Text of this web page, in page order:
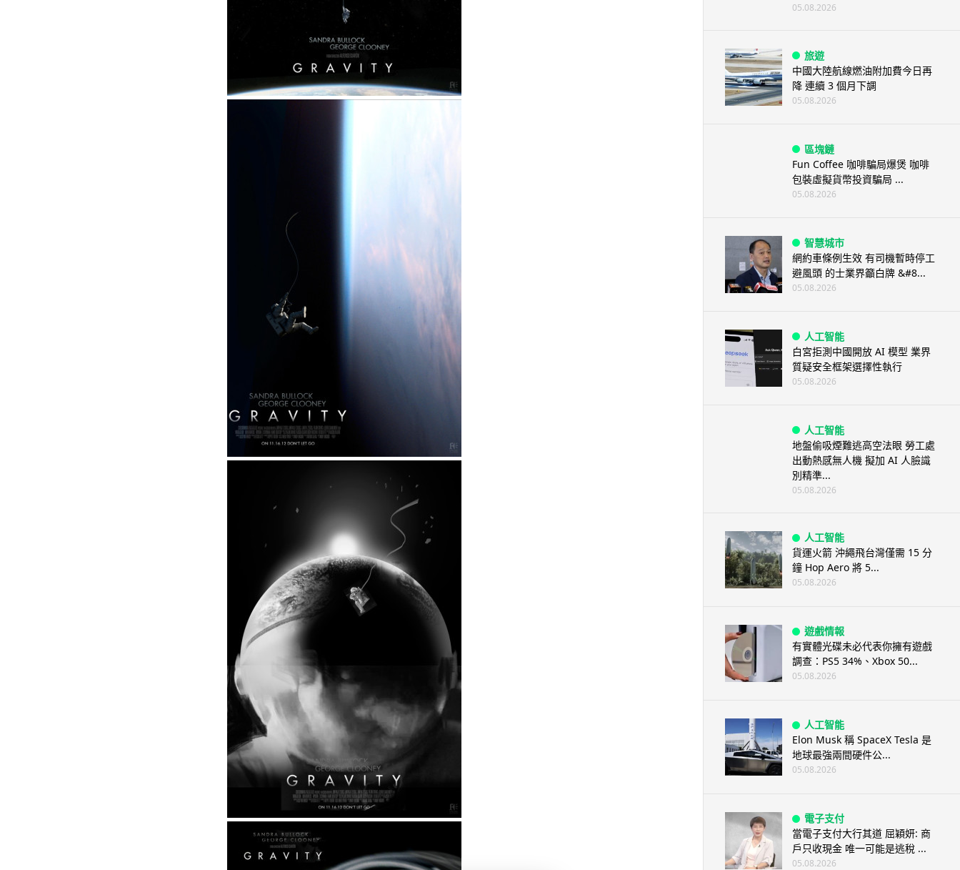
05.08.2026
旅遊
中國大陸航線燃油附加費今日再
降 連續 3 個月下調
05.08.2026
區塊鏈
Fun Coffee 咖啡騙局爆煲 咖啡
包裝虛擬貨幣投資騙局 ...
05.08.2026
智慧城市
網約車條例生效 有司機暫時停工
避風頭 的士業界籲白牌 &#8...
05.08.2026
人工智能
白宮拒測中國開放 AI 模型 業界
質疑安全框架選擇性執行
05.08.2026
人工智能
地盤偷吸煙難逃高空法眼 勞工處
出動熱感無人機 擬加 AI 人臉識
別精準...
05.08.2026
人工智能
貨運火箭 沖繩飛台灣僅需 15 分
鐘 Hop Aero 將 5...
05.08.2026
遊戲情報
有實體光碟未必代表你擁有遊戲
調查：PS5 34%、Xbox 50...
05.08.2026
人工智能
Elon Musk 稱 SpaceX Tesla 是
地球最強兩間硬件公...
05.08.2026
電子支付
當電子支付大行其道 屈穎妍: 商
戶只收現金 唯一可能是逃稅 ...
05.08.2026